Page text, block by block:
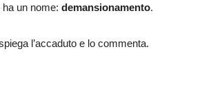
un nome: demansionamento.
l’accaduto e lo commenta.